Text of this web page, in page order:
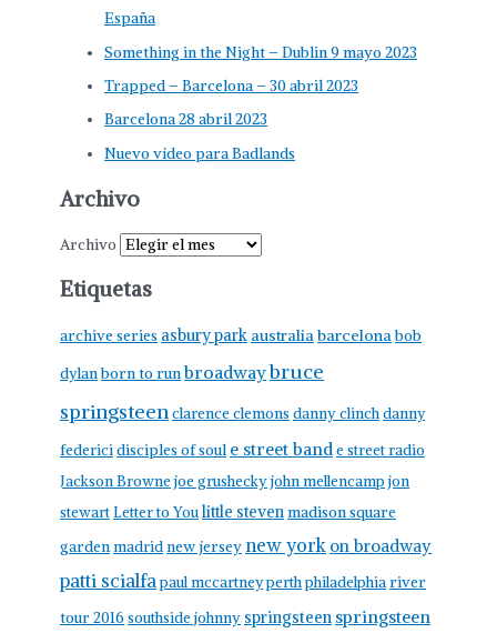
España
Something in the Night – Dublin 9 mayo 2023
Trapped – Barcelona – 30 abril 2023
Barcelona 28 abril 2023
Nuevo vídeo para Badlands
Archivo
Archivo
Etiquetas
archive series asbury park australiabarcelonabob
dylanborn to runbroadwaybruce
springsteenclarence clemons danny clinchdanny
federicidisciples of soul e street bande street radio
Jackson Browne joe grusheckyjohn mellencamp jon
stewartLetter to Youlittle stevenmadison square
gardenmadridnew jerseynew york on broadway
patti scialfapaul mccartneyperthphiladelphiariver
tour 2016southside johnny springsteen springsteen